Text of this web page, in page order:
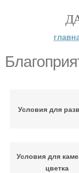
Условия для
Условия для
цветка